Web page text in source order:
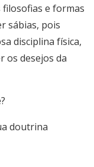
filosofias e formas
sábias, pois
disciplina física,
os desejos da
doutrina